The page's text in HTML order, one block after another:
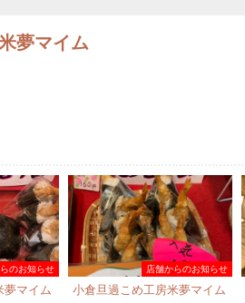
夢マイム
のお知らせ
夢マイム
店舗からのお知らせ
小倉旦過こめ工房米夢マイム